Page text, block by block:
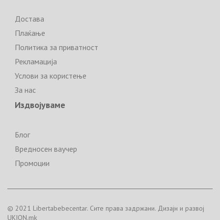
Достава
Плаќање
Политика за приватност
Рекламација
Услови за користење
За нас
Издвојуваме
Блог
Вредносен ваучер
Промоции
© 2021 Libertabebecentar. Сите права задржани. Дизајн и развој
UKION.mk